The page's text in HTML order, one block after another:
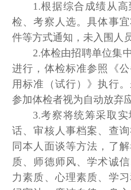
1.根据综合成绩从
检、考察人选。具体事
件等方式通知，未入围人
2.体检由招聘单位集
进行，体检标准参照《
用标准（试行）》执行
参加体检者视为自动放弃
3.考察将统筹采取
话、审核人事档案、查询
同本人面谈等方法，了
质、师德师风、学术诚
力素质、心理素质、学